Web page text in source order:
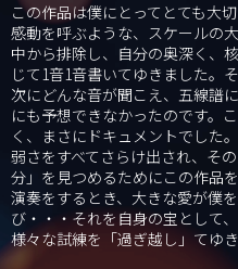
この作品は僕にとってとても大
感動を呼ぶような、スケールの
中から排除し、自分の奥深く、
じて1音1音書いてゆきました。
次にどんな音が聞こえ、五線譜
にも予想できなかったのです。
く、まさにドキュメントでした
弱さをすべてさらけ出され、そ
分」を見つめるためにこの作品
演奏をするとき、大きな愛が僕
び・・・それを自身の宝として
様々な試練を「過ぎ越し」てゆ